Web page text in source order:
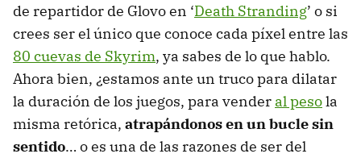
de repartidor de Glovo en ‘Death Stranding’ o si
crees ser el único que conoce cada píxel entre las
80 cuevas de Skyrim, ya sabes de lo que hablo.
Ahora bien, ¿estamos ante un truco para dilatar
la duración de los juegos, para vender al pesola
misma retórica, atrapándonos en un bucle sin
sentido… o es una de las razones de ser del